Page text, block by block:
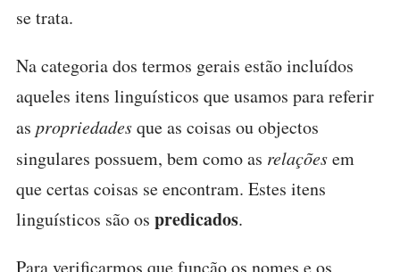
se trata.
Na categoria dos termos gerais estão incluídos
aqueles itens linguísticos que usamos para referir
as propriedadesque as coisas ou objectos
singulares possuem, bem como as relaçõesem
que certas coisas se encontram. Estes itens
linguísticos são os predicados.
Para verificarmos que função os nomes e os